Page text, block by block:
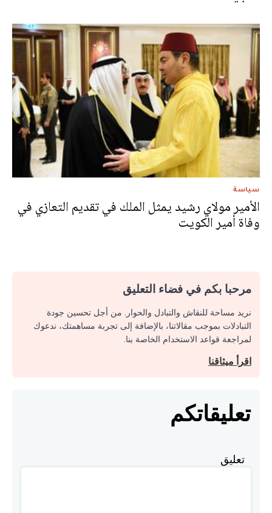
سياسة
الأمير مولاي رشيد يمثل الملك في تقديم التعازي في
وفاة أمير الكويت
مرحبا بكم في فضاء التعليق
نريد مساحة للنقاش والتبادل والحوار. من أجل تحسين جودة
التبادلات بموجب مقالاتنا، بالإضافة إلى تجربة مساهمتك، ندعوك
لمراجعة قواعد الاستخدام الخاصة بنا.
اقرأ ميثاقنا
تعليقاتكم
تعليق